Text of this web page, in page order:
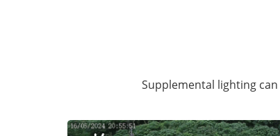
Supplemental lighting